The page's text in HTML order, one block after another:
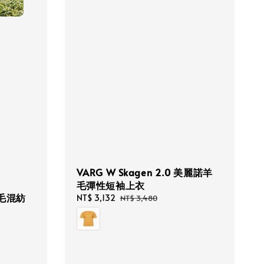
混紡
VARG W Skagen 2.0 美麗諾羊
毛彈性短袖上衣
Sale
price
NT$ 3,132 Regular
NT$ 3,480